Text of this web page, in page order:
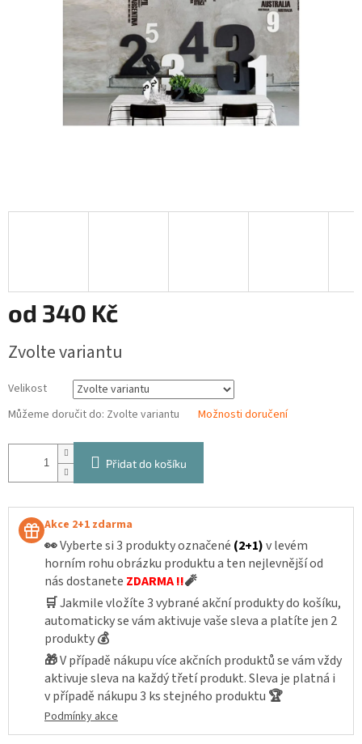
od 340 Kč
cena:
Zvolte variantu
Velikost
Můžeme doručit do: Zvolte variantu Možnosti doručení
Přidat do košíku
Akce 2+1 zdarma
👀Vyberte si 3 produkty označené (2+1)v levém
horním rohu obrázku produktu a ten nejlevnější od
nás dostanete ZDARMA !!🧨
🛒Jakmile vložíte 3 vybrané akční produkty do košíku,
automaticky se vám aktivuje vaše sleva a platíte jen 2
produkty💰
🎁V případě nákupu více akčních produktů se vám vždy
aktivuje sleva na každý třetí produkt. Sleva je platná i
v případě nákupu 3 ks stejného produktu 🏆
Podmínky akce